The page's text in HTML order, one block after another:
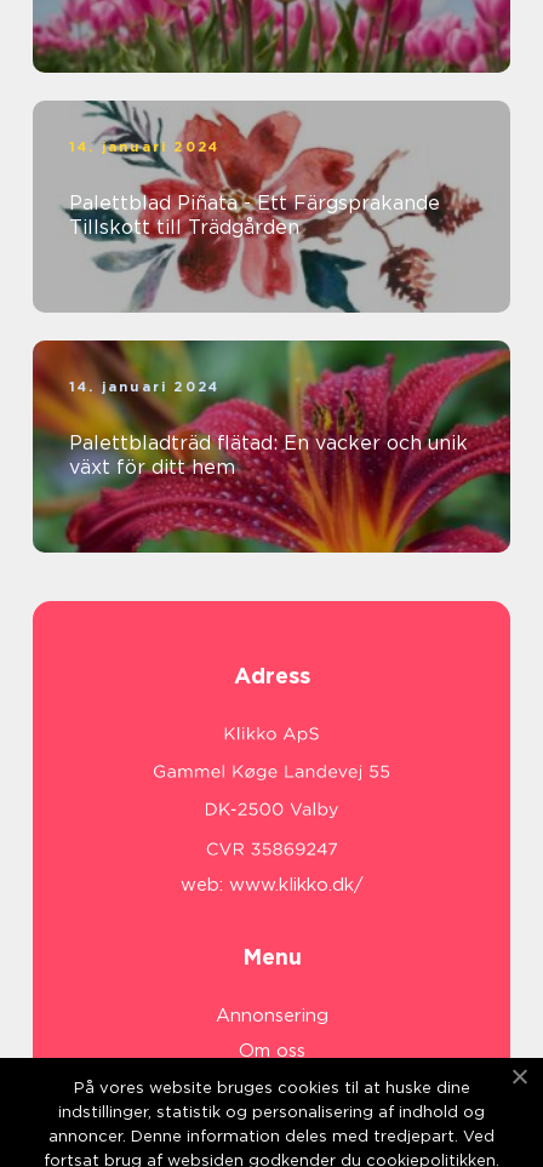
14. januari 2024
Palettblad Piñata - Ett Färgsprakande
Tillskott till Trädgården
14. januari 2024
Palettbladträd flätad: En vacker och unik
växt för ditt hem
Adress
web: www.klikko.dk/
Menu
Annonsering
Om oss
Cookies
Kontakta oss
Sitemap
På vores website bruges cookies til at huske dine
indstillinger, statistik og personalisering af indhold og
annoncer. Denne information deles med tredjepart. Ved
fortsat brug af websiden godkender du cookiepolitikken.